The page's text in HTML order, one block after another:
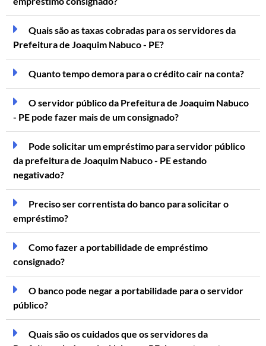
Quais são as taxas cobradas para os servidores da
Prefeitura de Joaquim Nabuco - PE?
Quanto tempo demora para o crédito cair na conta?
O servidor público da Prefeitura de Joaquim Nabuco
- PE pode fazer mais de um consignado?
Pode solicitar um empréstimo para servidor público
da prefeitura de Joaquim Nabuco - PE estando
negativado?
Preciso ser correntista do banco para solicitar o
empréstimo?
Como fazer a portabilidade de empréstimo
consignado?
O banco pode negar a portabilidade para o servidor
público?
Quais são os cuidados que os servidores da